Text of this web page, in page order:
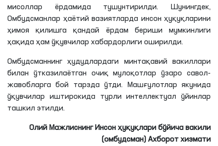
мисоллар ёрдамида тушунтирилди. Шунингдек,
Омбудсманлар ҳаётий вазиятларда инсон ҳуқуқларини
ҳимоя қилишга қандай ёрдам бериши мумкинлиги
ҳақида ҳам ўқувчилар хабардорлиги оширилди.
Омбудсманнинг ҳудудлардаги минтақавий вакиллари
билан ўтказилаётган очиқ мулоқотлар ўзаро савол-
жавобларга бой тарзда ўтди. Машғулотлар якунида
ўқувчилар иштирокида турли интеллектуал ўйинлар
ташкил этилди.
Олий Мажлиснинг Инсон ҳуқуқлари бўйича вакили
(омбудсман) Ахборот хизмати